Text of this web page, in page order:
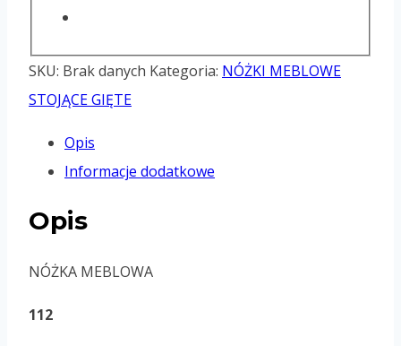
SKU: Brak danych Kategoria: NÓŻKI MEBLOWE
STOJĄCE GIĘTE
Opis
Informacje dodatkowe
Opis
NÓŻKA MEBLOWA
112